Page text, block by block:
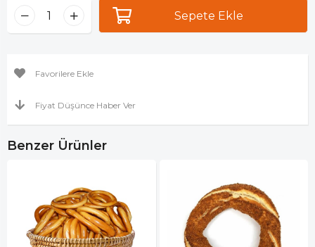
Favorilere Ekle
Fiyat Düşünce Haber Ver
Benzer Ürünler